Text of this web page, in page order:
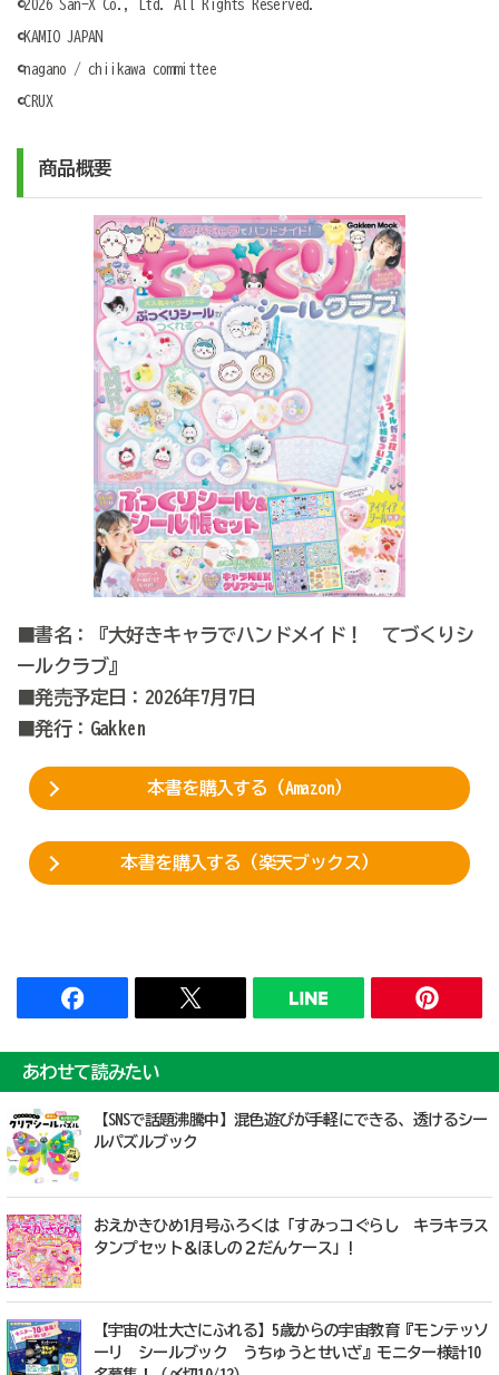
©2026 San-X Co., Ltd. All Rights Reserved.
©KAMIO JAPAN
©nagano / chiikawa committee
©CRUX
商品概要
■書名：『大好きキャラでハンドメイド！ てづくりシ
ールクラブ』
■発売予定日：2026年7月7日
■発行：Gakken
本書を購入する（Amazon）
本書を購入する（楽天ブックス）
あわせて読みたい
【SNSで話題沸騰中】混色遊びが手軽にできる、透けるシー
ルパズルブック
おえかきひめ1月号ふろくは「すみっコぐらし キラキラス
タンプセット＆ほしの２だんケース」!
【宇宙の壮大さにふれる】5歳からの宇宙教育『モンテッソ
ーリ シールブック うちゅうとせいざ』モニター様計10